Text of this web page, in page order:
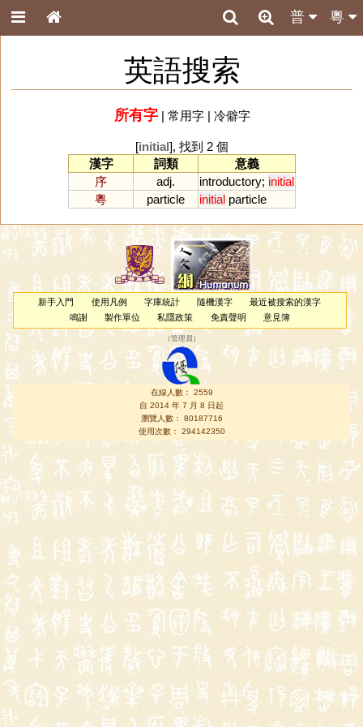
粵
普
英語搜索
所有字| 常用字| 冷僻字
[initial], 找到 2 個
漢字
詞類
意義
序
adj. introductory; initial
粵
particle initial particle
新手入門 使用凡例 字庫統計 隨機漢字
最近被搜索的漢字
鳴謝
製作單位 私隱政策 免責聲明 意見簿
（管理員 ）
在線人數： 2559
自 2014 年 7 月 8 日起
瀏覽人數： 80187716
使用次數： 294142350